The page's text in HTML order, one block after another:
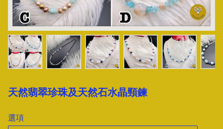
天然翡翠珍珠及天然石水晶頸鍊
選項